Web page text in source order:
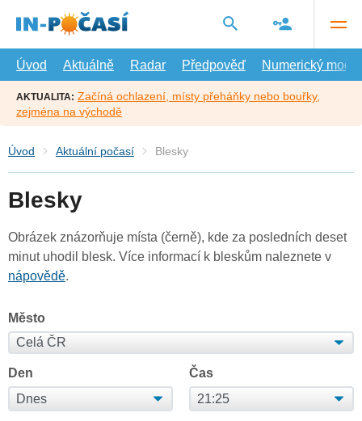
hlavní
Úvod
Aktuálně Radar Předpověď Numerický model
AKTUALITA: Začíná ochlazení, místy přeháňky nebo bouřky,
zejména na východě
Úvod Aktuální počasí Blesky
Blesky
Obrázek znázorňuje místa (černě), kde za posledních deset
minut uhodil blesk. Více informací k bleskům naleznete v
nápovědě.
Město
Den Čas